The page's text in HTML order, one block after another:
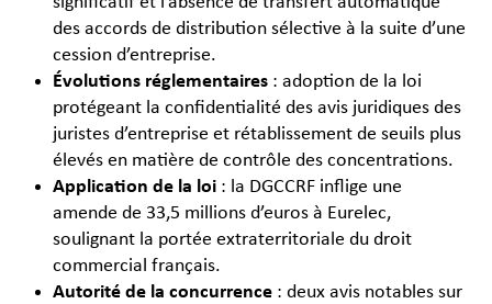
des accords de distribution sélective à la suite d’une
cession d’entreprise.
Évolutions réglementaires : adoption de la loi
protégeant la confidentialité des avis juridiques des
juristes d’entreprise et rétablissement de seuils plus
élevés en matière de contrôle des concentrations.
Application de la loi : la DGCCRF inflige une
amende de 33,5 millions d’euros à Eurelec,
soulignant la portée extraterritoriale du droit
commercial français.
Autorité de la concurrence : deux avis notables sur